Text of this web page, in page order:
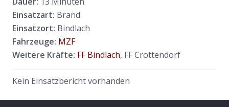
Einsatzart: Brand
Einsatzort: Bindlach
Fahrzeuge: MZF
Weitere Kräfte: FF Bindlach, FF Crottendorf
Kein Einsatzbericht vorhanden